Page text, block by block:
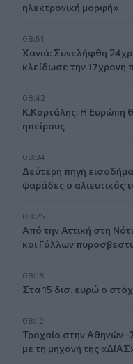
ηλεκτρονική μορφή»
08:51
Χανιά: Συνελήφθη
κλείδωσε την 17χρονη
08:42
Κ.Καρτάλης: Η Ευρώπη
ηπείρους
08:34
Δεύτερη πηγή
ψαράδες ο αλιευτικός
08:25
Από την Αττική στη
και Γάλλων
08:18
Στα 15 δισ. ευρώ ο
08:12
Τροχαίο στην
με τη μηχανή της